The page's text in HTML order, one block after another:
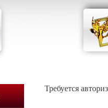
Требуется